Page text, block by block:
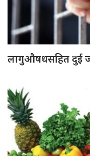
लागुऔषधसहित दुई